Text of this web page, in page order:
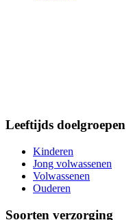
Leeftijds doelgroepen
Kinderen
Jong volwassenen
Volwassenen
Ouderen
Soorten verzorging